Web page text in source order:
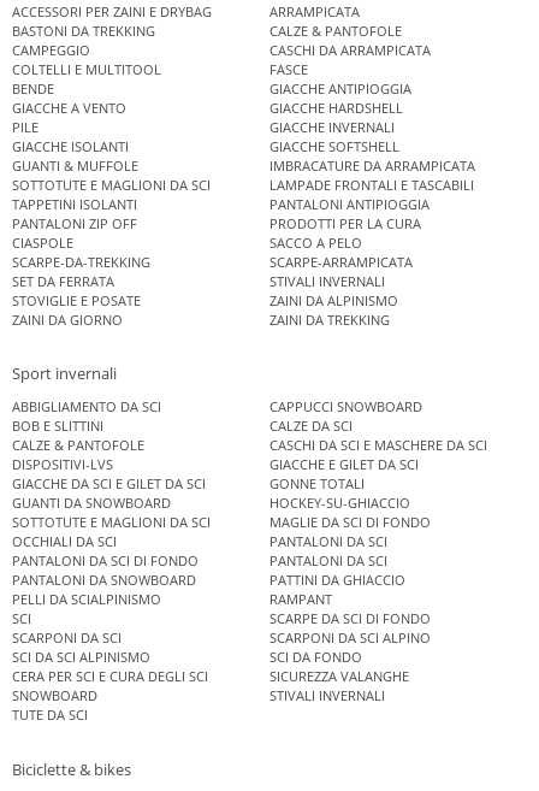
ACCESSORI PER ZAINI E DRYBAG
ARRAMPICATA
BASTONI DA TREKKING
CALZE & PANTOFOLE
CAMPEGGIO
CASCHI DA ARRAMPICATA
COLTELLI E MULTITOOL
FASCE
BENDE
GIACCHE ANTIPIOGGIA
GIACCHE A VENTO
GIACCHE HARDSHELL
PILE
GIACCHE INVERNALI
GIACCHE ISOLANTI
GIACCHE SOFTSHELL
GUANTI & MUFFOLE
IMBRACATURE DA ARRAMPICATA
SOTTOTUTE E MAGLIONI DA SCI
LAMPADE FRONTALI E TASCABILI
TAPPETINI ISOLANTI
PANTALONI ANTIPIOGGIA
PANTALONI ZIP OFF
PRODOTTI PER LA CURA
CIASPOLE
SACCO A PELO
SCARPE-DA-TREKKING
SCARPE-ARRAMPICATA
SET DA FERRATA
STIVALI INVERNALI
STOVIGLIE E POSATE
ZAINI DA ALPINISMO
ZAINI DA GIORNO
ZAINI DA TREKKING
Sport invernali
ABBIGLIAMENTO DA SCI
CAPPUCCI SNOWBOARD
BOB E SLITTINI
CALZE DA SCI
CALZE & PANTOFOLE
CASCHI DA SCI E MASCHERE DA SCI
DISPOSITIVI-LVS
GIACCHE E GILET DA SCI
GIACCHE DA SCI E GILET DA SCI
GONNE TOTALI
GUANTI DA SNOWBOARD
HOCKEY-SU-GHIACCIO
SOTTOTUTE E MAGLIONI DA SCI
MAGLIE DA SCI DI FONDO
OCCHIALI DA SCI
PANTALONI DA SCI
PANTALONI DA SCI DI FONDO
PANTALONI DA SCI
PANTALONI DA SNOWBOARD
PATTINI DA GHIACCIO
PELLI DA SCIALPINISMO
RAMPANT
SCI
SCARPE DA SCI DI FONDO
SCARPONI DA SCI
SCARPONI DA SCI ALPINO
SCI DA SCI ALPINISMO
SCI DA FONDO
CERA PER SCI E CURA DEGLI SCI
SICUREZZA VALANGHE
SNOWBOARD
STIVALI INVERNALI
TUTE DA SCI
Biciclette & bikes